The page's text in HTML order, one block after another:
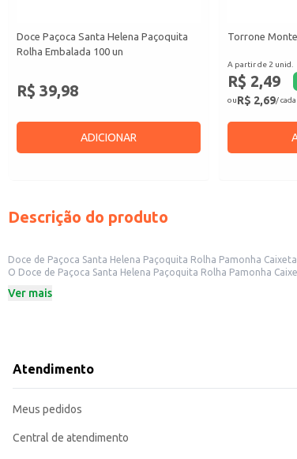
Doce Paçoca Santa Helena Paçoquita
Rolha Embalada 100 un
R$ 39,98
ADICIONAR
Torrone
A partir de 2 unid.
R$ 2,49
ouR$ 2,69/ cada
Descrição do produto
Doce de Paçoca Santa Helena Paçoquita Rolha Pamonha
O Doce de Paçoca Santa Helena Paçoquita Rolha Pamonha
Peso: 120g
Perfeito para compor cestas de presentes e kits de guloseimas.
Pode ser oferecido como acompanhamento de cafés e chás.
Ver mais
Atendimento
Meus pedidos
Central de atendimento